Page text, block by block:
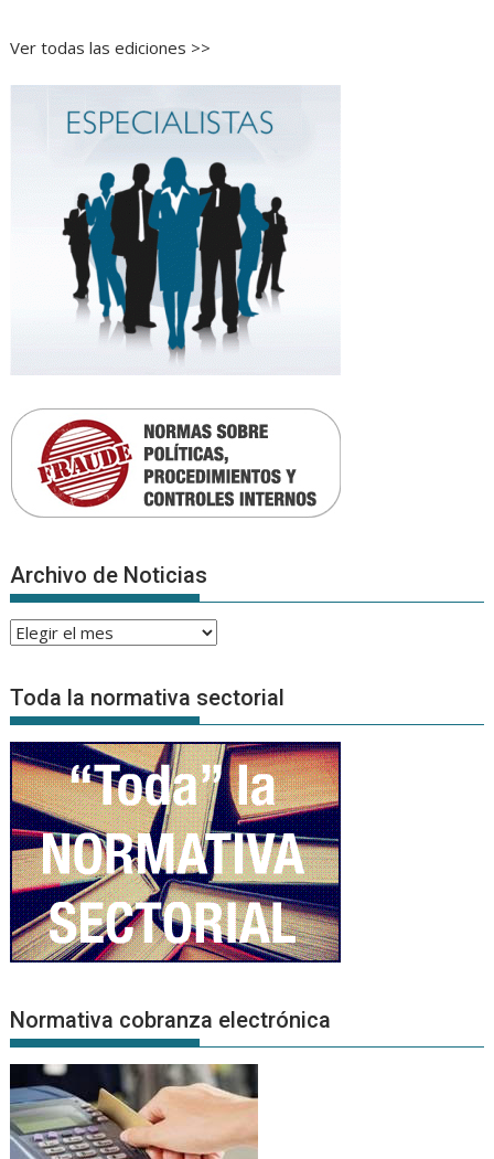
Ver todas las ediciones >>
Archivo de Noticias
Archivo
Noticias
Toda la normativa sectorial
Normativa cobranza electrónica